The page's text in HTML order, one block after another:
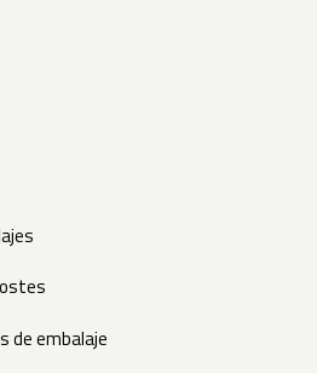
de embalaje